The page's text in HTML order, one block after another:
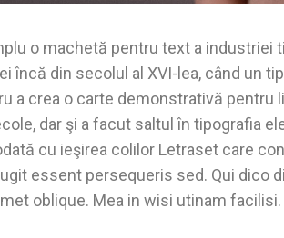
o machetă pentru text a industriei
încă din secolul al XVI-lea, când un
a crea o carte demonstrativă pentru
dar şi a facut saltul în tipografia
cu ieşirea colilor Letraset care
essent persequeris sed. Qui dico
oblique. Mea in wisi utinam